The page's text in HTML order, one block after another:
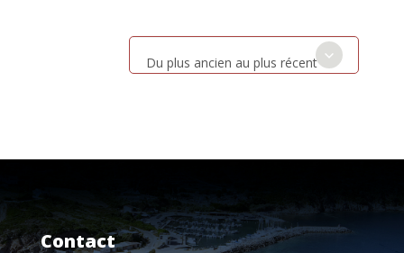
Du plus ancien au plus récent
Contact